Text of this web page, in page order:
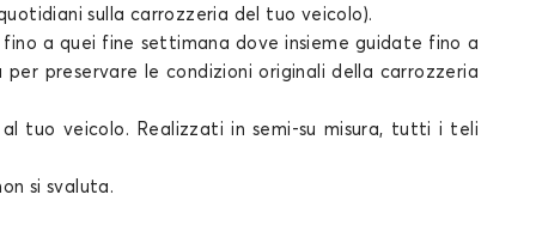
sulla carrozzeria del tuo veicolo).
a quei fine settimana dove insieme guidate fino a
per preservare le condizioni originali della carrozzeria
tuo veicolo. Realizzati in semi-su misura, tutti i teli
si svaluta.